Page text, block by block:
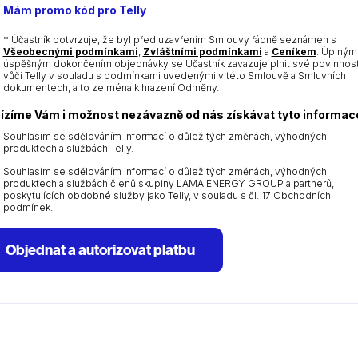
YYYY
Mám promo kód pro Telly
* Účastník potvrzuje, že byl před uzavřením Smlouvy řádně seznámen s
Všeobecnými podmínkami Zvláštními podmínkami a Ceníkem .
úspěšným dokončením objednávky se Účastník zavazuje plnit své
vůči Telly v souladu s podmínkami uvedenými v této Smlouvě a Smluvních
dokumentech, a to zejména k hrazení Odměny.
Vám i možnost nezávazně od nás získávat tyto
Souhlasím se sdělováním informací o důležitých změnách, výhodných
produktech a službách Telly.
Souhlasím se sdělováním informací o důležitých změnách, výhodných
produktech a službách členů skupiny LAMA ENERGY GROUP a partnerů,
poskytujících obdobné služby jako Telly, v souladu s čl. 17 Obchodních
podmínek.
Objednat a autorizovat platbu